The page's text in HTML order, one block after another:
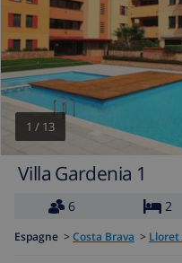
1 / 13
Villa Gardenia 1
6
2
Espagne > Costa Brava > Lloret